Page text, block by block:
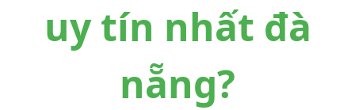
uy tín nhất đà
nẵng?